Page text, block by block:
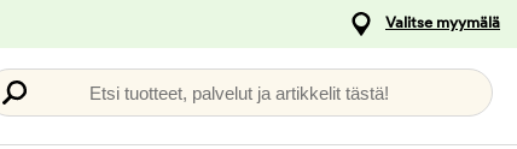
Valitse myymälä
Etsi tuotteet, palvelut ja artikkelit tästä!